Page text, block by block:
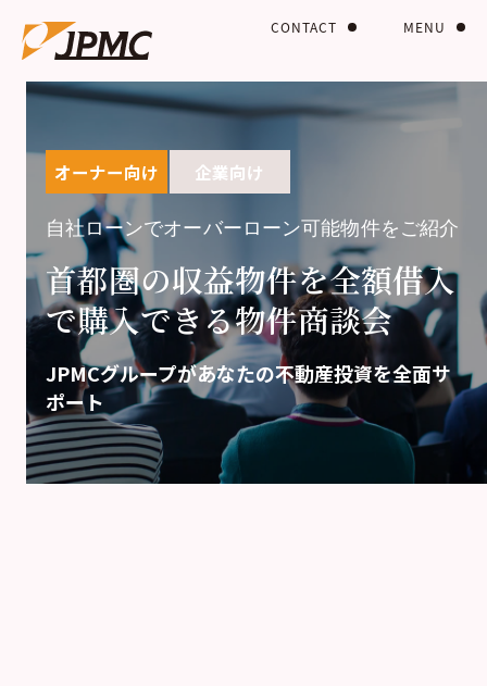
MENU
CONTACT
オーナー向け 企業向け
自社ローンでオーバーローン可能物件をご紹介
首都圏の収益物件を全額借入
で購入できる物件商談会
JPMCグループがあなたの不動産投資を全面サ
ポート